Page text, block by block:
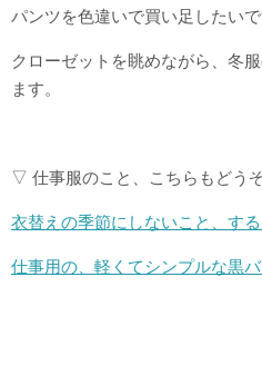
パンツを色違いで買い足したいで
クローゼットを眺めながら、冬
ます。
▽ 仕事服のこと、こちらもどう
衣替えの季節にしないこと、する
仕事用の、軽くてシンプルな黒